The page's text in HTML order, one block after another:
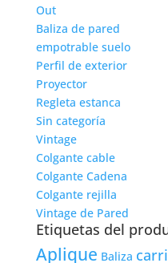
Out
Baliza de pared
empotrable suelo
Perfil de exterior
Proyector
Regleta estanca
Sin categoría
Vintage
Colgante cable
Colgante Cadena
Colgante rejilla
Vintage de Pared
Etiquetas del
Aplique Baliza